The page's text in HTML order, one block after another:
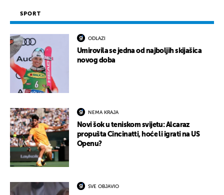
SPORT
ODLAZI
Umirovila se jedna od najboljih skijašica
novog doba
NEMA KRAJA
Novi šok u teniskom svijetu: Alcaraz
propušta Cincinatti, hoće li igrati na US
Openu?
SVE OBJAVIO